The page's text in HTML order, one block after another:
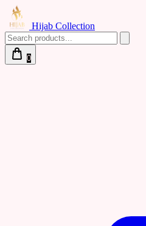
Hijab Collection
0